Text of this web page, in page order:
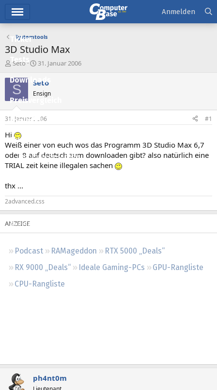
Ticker
Tests
Downloads
Preisvergleich
Forum
Aktuelles
Empfohlene Inhalte
Neueste Aktivitäten
Regeln
Podcast RAMageddon
RTX 5000 „Deals“
RX 9000 „Deals“
Ideale Gaming-PCs
GPU-Rangliste
CPU-Rangliste
Anmelden
Systemtools
3D Studio Max
E
s
t
e
e
r
Seto
E
s
e
t
31. Januar 2006
S Seto
Ensign
31. Januar 2006 #1
Hi
Weiß einer von euch wos das Programm 3D Studio Max 6,7
oder 8 auf deutsch zum downloaden gibt? also natürlich eine
TRIAL zeit keine illegalen sachen
thx ...
2advanced.css
ph4nt0m